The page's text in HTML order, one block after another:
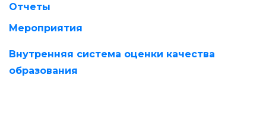
Отчеты
Мероприятия
Внутренняя система оценки качества
образования